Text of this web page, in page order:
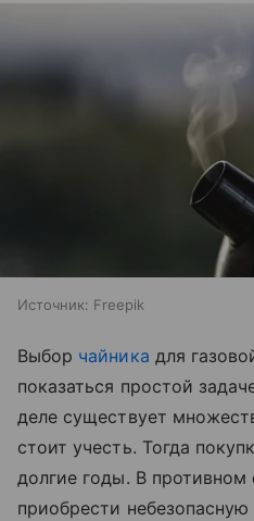
Источник: Freepik
Выбор чайника для
показаться простой
деле существует
стоит учесть. Тогда
долгие годы. В
приобрести